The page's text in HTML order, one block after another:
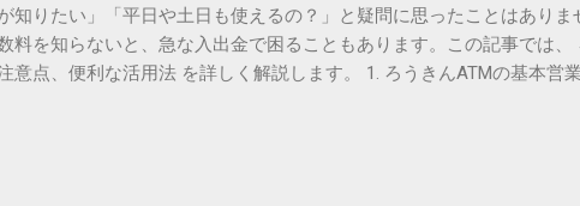
といった先回りの対応が可能になります。 LINE連携で「不在連絡票
いるコミュニケーションアプリ「LINE」を佐川急便と連携させると、
らワンタップで依頼 不在連絡票に記載されたQRコードを読み取る手
面上のボタンをタップするだけで、希望の日時や場所を指定して再配
知りたい」「平日や土日も使えるの？」と疑問に思ったことはありま
料を知らないと、急な入出金で困ることもあります。この記事では
意点、便利な活用法 を詳しく解説します。 1. ろうきんATMの基本営
は土曜日のみ利用可能） 店舗内ATMは、銀行窓口と同じ営業時間で